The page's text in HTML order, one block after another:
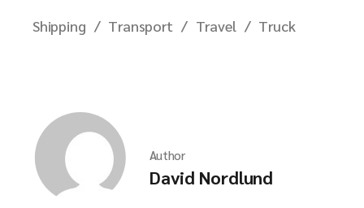
Shipping Transport Travel Truck
Author
David Nordlund